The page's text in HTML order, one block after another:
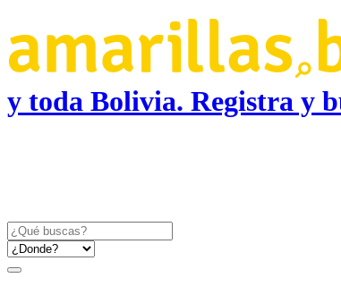
y toda Bolivia. Registra y